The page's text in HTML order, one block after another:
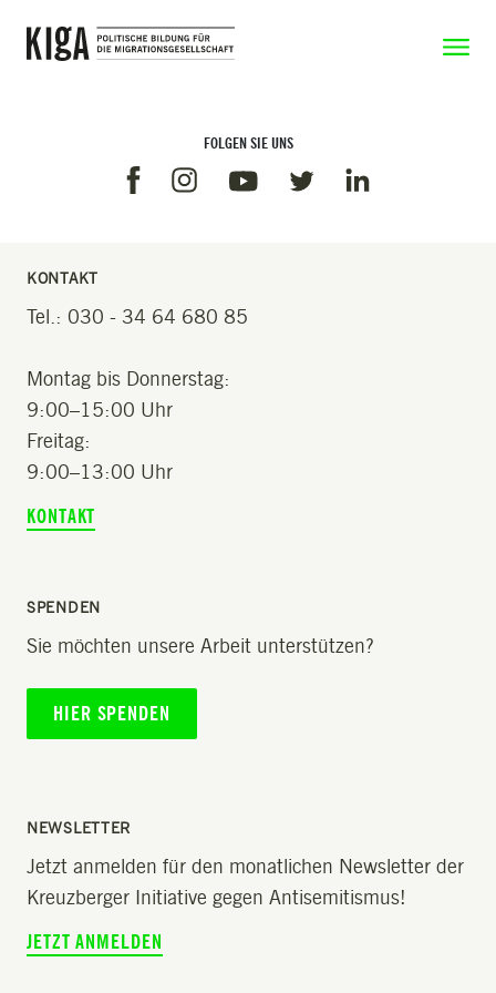
Zeige
FOLGEN SIE UNS
FacebookInstagramYoutubeTwitterLinkedin
KONTAKT
Tel.: 030 - 34 64 680 85
Montag bis Donnerstag:
9:00–15:00 Uhr
Freitag:
9:00–13:00 Uhr
KONTAKT
SPENDEN
Sie möchten unsere Arbeit unterstützen?
HIER SPENDEN
NEWSLETTER
Jetzt anmelden für den monatlichen Newsletter der
Kreuzberger Initiative gegen Antisemitismus!
JETZT ANMELDEN